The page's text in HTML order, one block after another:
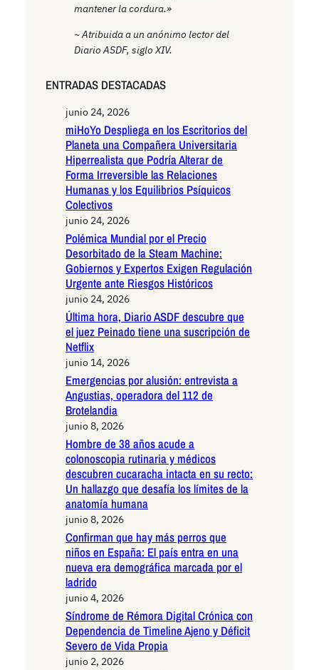
mantener la cordura.»
~ Atribuida a un anónimo lector del
Diario ASDF, siglo XIV.
ENTRADAS DESTACADAS
junio 24, 2026
miHoYo Despliega en los Escritorios del
Planeta una Compañera Universitaria
Hiperrealista que Podría Alterar de
Forma Irreversible las Relaciones
Humanas y los Equilibrios Psíquicos
Colectivos
junio 24, 2026
Polémica Mundial por el Precio
Desorbitado de la Steam Machine:
Gobiernos y Expertos Exigen Regulación
Urgente ante Riesgos Históricos
junio 24, 2026
Última hora, Diario ASDF descubre que
el juez Peinado tiene una suscripción de
Netflix
junio 14, 2026
Emergencias por alusión: entrevista a
Angustias, operadora del 112 de
Brotelandia
junio 8, 2026
Hombre de 38 años acude a
colonoscopia rutinaria y médicos
descubren cucaracha intacta en su recto:
Un hallazgo que desafía los límites de la
anatomía humana
junio 8, 2026
Confirman que hay más perros que
niños en España: El país entra en una
nueva era demográfica marcada por el
ladrido
junio 4, 2026
Síndrome de Rémora Digital Crónica con
Dependencia de Timeline Ajeno y Déficit
Severo de Vida Propia
junio 2, 2026